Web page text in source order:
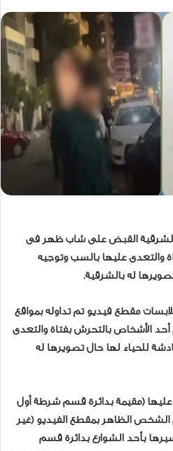
الشرقية القبض على شاب ظهر فى
والتعدى عليها بالسب وتوجيه
له بالشرقية.
مقطع فيديو تم تداوله بمواقع
الأشخاص بالتحرش بفتاة والتعدى
للحياء لها حال تصويرها له
(مقيمة بدائرة قسم شرطة أول
الشخص الظاهر بمقطع الفيديو (غير
بأحد الشوارع بدائرة قسم